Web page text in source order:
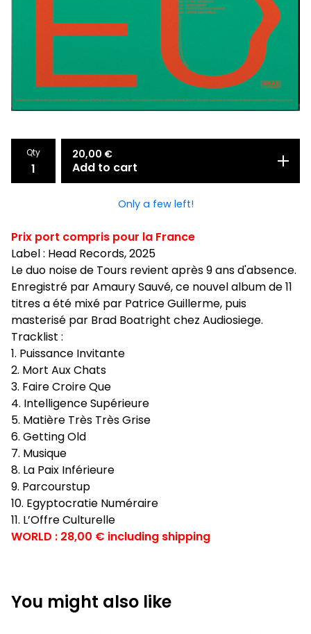
Qty 20,00 €
Add to cart
Only a few left!
Prix port compris pour la France
Label : Head Records, 2025
Le duo noise de Tours revient après 9 ans d'absence.
Enregistré par Amaury Sauvé, ce nouvel album de 11
titres a été mixé par Patrice Guillerme, puis
masterisé par Brad Boatright chez Audiosiege.
Tracklist :
1. Puissance Invitante
2. Mort Aux Chats
3. Faire Croire Que
4. Intelligence Supérieure
5. Matière Très Très Grise
6. Getting Old
7. Musique
8. La Paix Inférieure
9. Parcourstup
10. Egyptocratie Numéraire
11. L’Offre Culturelle
WORLD : 28,00 € including shipping
You might also like